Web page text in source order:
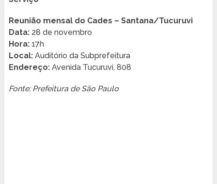
Reunião mensal do Cades – Santana/Tucuruvi
Data:28 de novembro
Hora:17h
Local:Auditório da Subprefeitura
Endereço:Avenida Tucuruvi, 808
Fonte: Prefeitura de São Paulo